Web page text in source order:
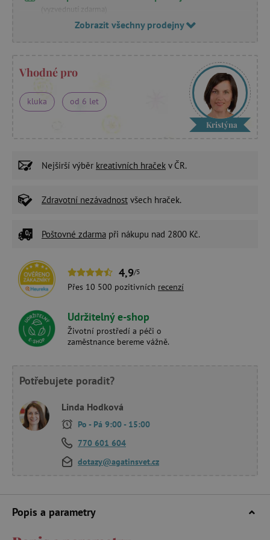
(vyzvednutí zdarma)
Zobrazit všechny prodejny
Vhodné pro
kluka od 6 let
Kristýna
Nejširší výběr kreativních hraček v ČR.
Zdravotní nezávadnost všech hraček.
Poštovné zdarma při nákupu nad 2800 Kč.
4,9/5
Přes 10 500 pozitivních recenzí
Udržitelný e-shop
Životní prostředí a péči o
zaměstnance bereme vážně.
Potřebujete poradit?
Linda Hodková
Po - Pá 9:00 - 15:00
770 601 604
dotazy@agatinsvet.cz
Popis a parametry